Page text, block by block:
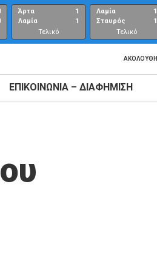
Άρτα
Λαμία
1
1
Τελικό
αποτέλεσμα
Λαμία
Σταυρός
1
1
Τελικό
αποτέλεσμα
ΕΠΙΚΟΙΝΩΝΊΑ – ΔΙΑΦΉΜΙΣΗ